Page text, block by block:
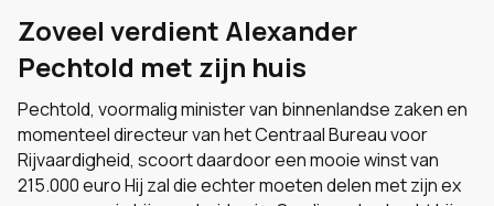
Zoveel verdient Alexander
Pechtold met zijn huis
Pechtold, voormalig minister van binnenlandse zaken en
momenteel directeur van het Centraal Bureau voor
Rijvaardigheid, scoort daardoor een mooie winst van
215.000 euro Hij zal die echter moeten delen met zijn ex